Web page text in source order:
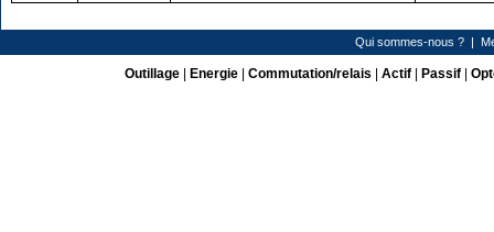
Qui sommes-nous ? |
Outillage| Energie| Commutation/relais Actif| Passif|